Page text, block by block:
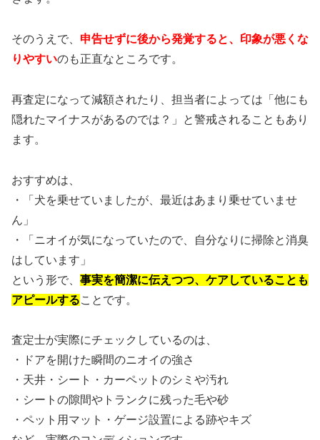
そのうえで、 申告せずに後から発覚すると、印象が悪くな
りやすいのも正直なところです。
再査定になって減額されたり、担当者によっては「他にも
隠れたマイナスがあるのでは？」と警戒されることもあり
ます。
おすすめは、
・「犬を乗せていましたが、最近はあまり乗せていませ
ん」
・「ニオイが気になっていたので、自分なりに掃除と消臭
はしています」
という形で、 事実を簡潔に伝えつつ、ケアしていることも
アピールすることです。
査定士が実際にチェックしているのは、
・ドアを開けた瞬間のニオイの強さ
・天井・シート・カーペットのシミや汚れ
・シートの隙間やトランクに残った毛や砂
・ペット用マット・ゲージ設置による跡やキズ